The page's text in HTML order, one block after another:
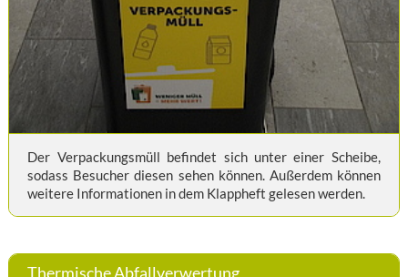
Der Verpackungsmüll befindet sich unter einer Scheibe,
sodass Besucher diesen sehen können. Außerdem können
weitere Informationen in dem Klappheft gelesen werden.
Thermische Abfallverwertung